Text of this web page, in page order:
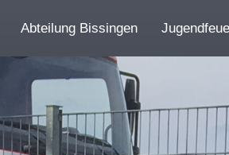
Abteilung Bissingen